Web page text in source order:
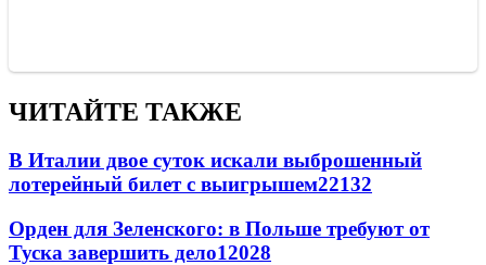
ЧИТАЙТЕ ТАКЖЕ
В Италии двое суток искали выброшенный
лотерейный билет с выигрышем22132
Орден для Зеленского: в Польше требуют от
Туска завершить дело12028